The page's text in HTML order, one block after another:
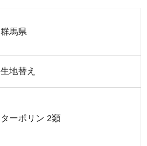
群馬県
生地替え
ターポリン 2類